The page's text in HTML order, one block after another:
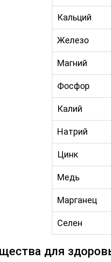
Кальций
Железо
Магний
Фосфор
Калий
Натрий
Цинк
Медь
Марганец
Селен
для